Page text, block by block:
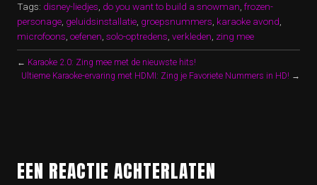
Tags: disney-liedjes do you want to build a snowman frozen-
personage geluidsinstallatie groepsnummers karaoke avond
microfoons oefenen solo-optredens verkleden zing mee
← Karaoke 2.0: Zing mee met de nieuwste hits!
Ultieme Karaoke-ervaring met HDMI: Zing je Favoriete Nummers in HD! →
EEN REACTIE ACHTERLATEN